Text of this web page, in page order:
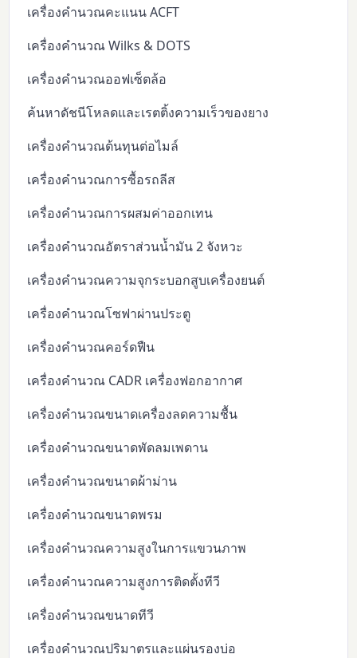
เครื่องคำนวณคะแนน ACFT
เครื่องคำนวณ Wilks & DOTS
เครื่องคำนวณออฟเซ็ตล้อ
ค้นหาดัชนีโหลดและเรตติ้งความเร็วของยาง
เครื่องคำนวณต้นทุนต่อไมล์
เครื่องคำนวณการซื้อรถลีส
เครื่องคำนวณการผสมค่าออกเทน
เครื่องคำนวณอัตราส่วนน้ำมัน 2 จังหวะ
เครื่องคำนวณความจุกระบอกสูบเครื่องยนต์
เครื่องคำนวณโซฟาผ่านประตู
เครื่องคำนวณคอร์ดฟืน
เครื่องคำนวณ CADR เครื่องฟอกอากาศ
เครื่องคำนวณขนาดเครื่องลดความชื้น
เครื่องคำนวณขนาดพัดลมเพดาน
เครื่องคำนวณขนาดผ้าม่าน
เครื่องคำนวณขนาดพรม
เครื่องคำนวณความสูงในการแขวนภาพ
เครื่องคำนวณความสูงการติดตั้งทีวี
เครื่องคำนวณขนาดทีวี
เครื่องคำนวณปริมาตรและแผ่นรองบ่อ